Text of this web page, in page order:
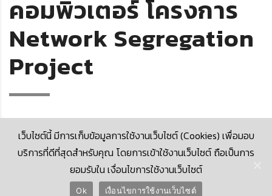
คอมพิวเตอร์ โครงการ
Network Segregation
Project
© 2026 Krungthai Computer Services Co., Ltd. (KTCS)
เว็บไซต์นี้ มีการเก็บข้อมูลการใช้งานเว็บไซต์ (Cookies) เพื่อมอบ
บริการที่ดีที่สุดสำหรับคุณ โดยการเข้าใช้งานเว็บไซต์ ถือเป็นการ
ยอมรับใน เงื่อนไขการใช้งานเว็บไซต์
Ok เงื่อนไขการใช้งานเว็บไซต์